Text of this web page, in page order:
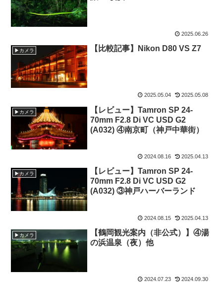
2025.06.26
▶カメラ 【比較記事】Nikon D80 VS Z7
2025.05.04 2025.05.08
▶カメラ
【レビュー】Tamron SP 24-
70mm F2.8 Di VC USD G2
(A032) ④南京町（神戸中華街）
2024.08.16 2025.04.13
▶カメラ
【レビュー】Tamron SP 24-
70mm F2.8 Di VC USD G2
(A032) ③神戸ハーバーランド
2024.08.15 2025.04.13
▶カメラ
【鶴岡観光案内（非公式）】④湯
の浜温泉（夜）他
2024.07.23 2024.09.30